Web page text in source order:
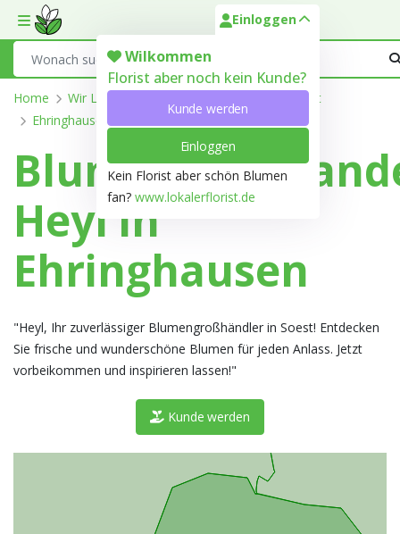
Toggle mobile menu
Einloggen
Wilkommen
Florist aber noch kein Kunde?
Kunde werden
Einloggen
Kein Florist aber schön Blumen
fan? www.lokalerflorist.de
Home Wir Liefern
Soest
Ehringhausen
Heyl in
Ehringhausen
"Heyl, Ihr zuverlässiger Blumengroßhändler in Soest! Entdecken
Sie frische und wunderschöne Blumen für jeden Anlass. Jetzt
vorbeikommen und inspirieren lassen!"
Kunde werden